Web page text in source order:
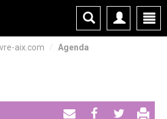
aix.com Agenda
Envoyer PartagerTweeter